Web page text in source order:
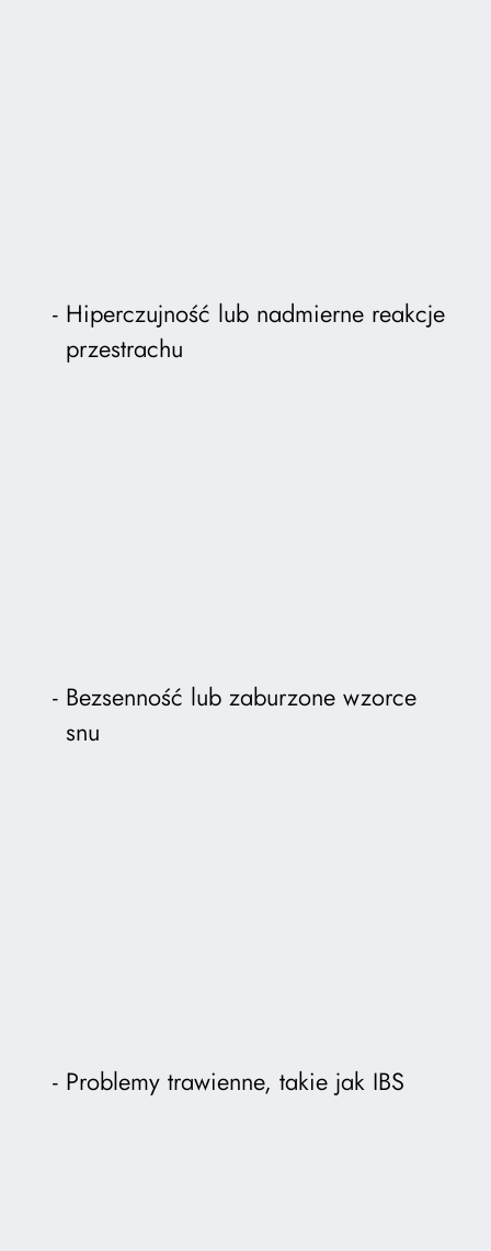
Hiperczujność lub nadmierne reakcje
przestrachu
Bezsenność lub zaburzone wzorce
snu
Problemy trawienne, takie jak IBS